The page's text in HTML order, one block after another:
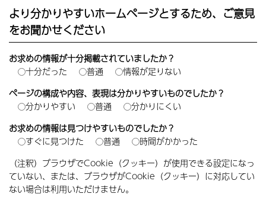
より分かりやすいホームページとするため、ご意見
をお聞かせください
お求めの情報が十分掲載されていましたか？
十分だった
普通
情報が足りない
ページの構成や内容、表現は分かりやすいものでしたか？
分かりやすい
普通
分かりにくい
お求めの情報は見つけやすいものでしたか？
すぐに見つけた
普通
時間がかかった
（注釈）ブラウザでCookie（クッキー）が使用できる設定になっ
ていない、または、ブラウザがCookie（クッキー）に対応してい
ない場合は利用いただけません。